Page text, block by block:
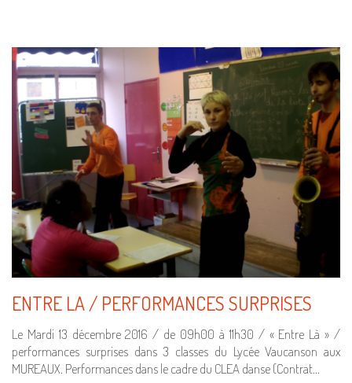
ENTRE LA / PERFORMANCES SURPRISES
Le Mardi 13 décembre 2016 / de 09h00 à 11h30 / « Entre Là » /
performances surprises dans 3 classes du Lycée Vaucanson aux
MUREAUX. Performances dans le cadre du CLEA danse (Contrat…